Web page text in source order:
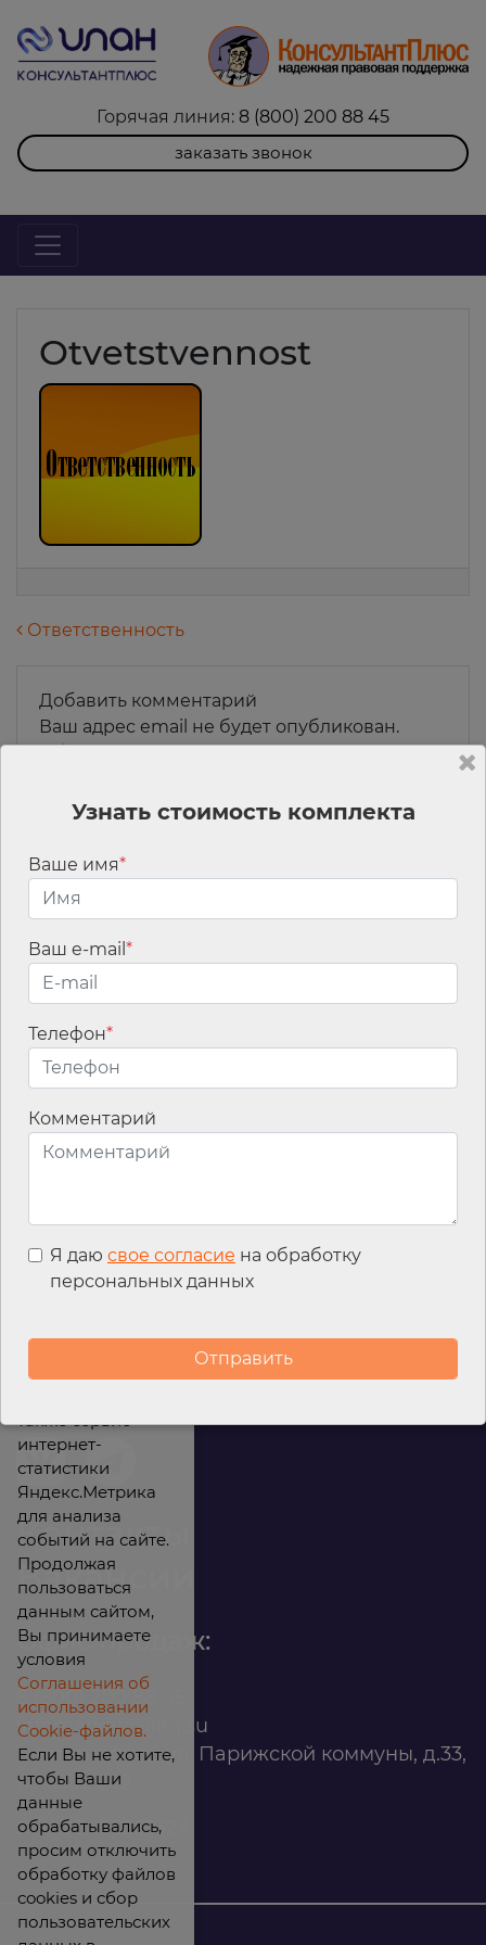
Горячая линия: 8 (800) 200 88 45
заказать звонок
Otvetstvennost
Навигация по записям
Ответственность
Добавить комментарий
Ваш адрес email не будет опубликован.
Обязательные поля помечены*
Имя*
Email*
Контакты
Вакансии
Офис продаж:
infomarket@ilan.su
г. Красноярск, ул. Парижской коммуны, д.33,
помещ. 302
ИНН: 2465263327
Узнать стоимость комплекта
Ваше имя*
Ваш e-mail *
Телефон*
Комментарий
Я даю свое согласие на обработку
персональных данных
файлы cookies для
улучшения
также сервис
интернет-
статистики
Яндекс.Метрика
для анализа
событий на сайте.
Продолжая
пользоваться
данным сайтом,
Вы принимаете
условия
Соглашения об
использовании
Cookie-файлов.
Если Вы не хотите,
чтобы Ваши
данные
обрабатывались,
просим отключить
обработку файлов
cookies и сбор
пользовательских